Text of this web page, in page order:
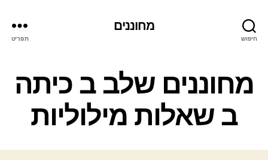
חיפוש
מחוננים
תפריט
קטגוריות
מחוננים שלב ב כיתה
ב שאלות מילוליות